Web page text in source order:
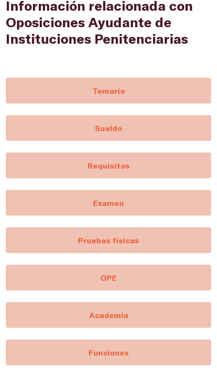
Información relacionada con
Oposiciones Ayudante de
Instituciones Penitenciarias
Temario
Sueldo
Requisitos
Examen
Pruebas físicas
OPE
Academia
Funciones